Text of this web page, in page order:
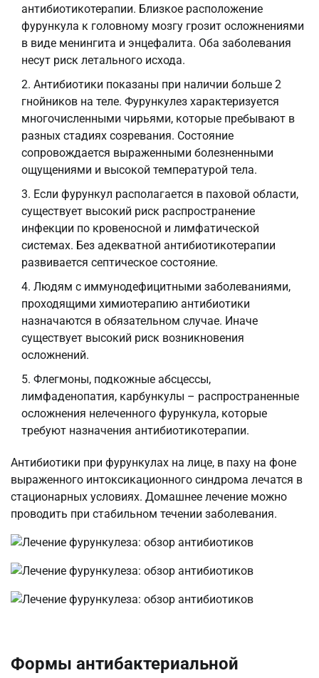
антибиотикотерапии. Близкое расположение
фурункула к головному мозгу грозит осложнениями
в виде менингита и энцефалита. Оба заболевания
несут риск летального исхода.
Антибиотики показаны при наличии больше 2
гнойников на теле. Фурункулез характеризуется
многочисленными чирьями, которые пребывают в
разных стадиях созревания. Состояние
сопровождается выраженными болезненными
ощущениями и высокой температурой тела.
Если фурункул располагается в паховой области,
существует высокий риск распространение
инфекции по кровеносной и лимфатической
системах. Без адекватной антибиотикотерапии
развивается септическое состояние.
Людям с иммунодефицитными заболеваниями,
проходящими химиотерапию антибиотики
назначаются в обязательном случае. Иначе
существует высокий риск возникновения
осложнений.
Флегмоны, подкожные абсцессы,
лимфаденопатия, карбункулы – распространенные
осложнения нелеченного фурункула, которые
требуют назначения антибиотикотерапии.
Антибиотики при фурункулах на лице, в паху на фоне
выраженного интоксикационного синдрома лечатся в
стационарных условиях. Домашнее лечение можно
проводить при стабильном течении заболевания.
Формы антибактериальной